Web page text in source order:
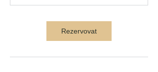
n
Rezervovat